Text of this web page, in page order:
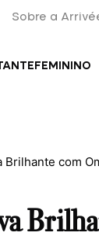
Sobre a
FEMININO
Brilhante com